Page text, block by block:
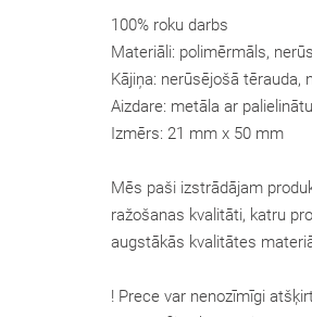
100% roku darbs
Materiāli: polimērmāls,
Kājiņa: nerūsējošā tērauda,
Aizdare: metāla ar
Izmērs: 21 mm x 50 mm
Mēs paši izstrādājam
ražošanas kvalitāti, katru
augstākās kvalitātes
! Prece var nenozīmīgi